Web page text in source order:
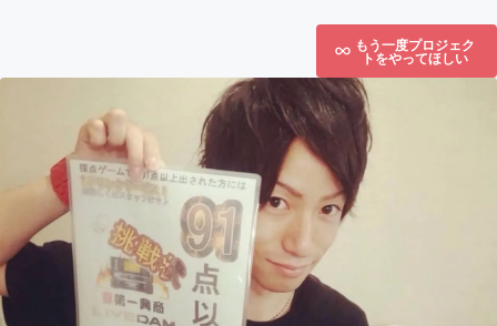
もう一度プロジェク
トをやってほしい